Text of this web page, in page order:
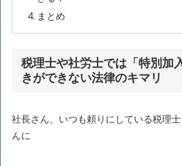
まとめ
税理士や社労士では「特別加
きができない法律のキマリ
社長さん、いつも頼りにしている税理
んに